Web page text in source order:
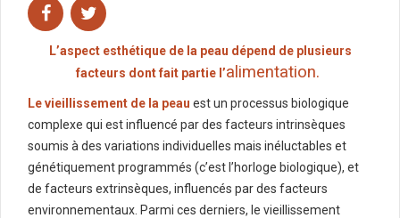
L’aspect esthétique de la peau dépend de plusieurs
facteurs dont fait partie l’alimentation.
Le vieillissement de la peau est un processus biologique
complexe qui est influencé par des facteurs intrinsèques
soumis à des variations individuelles mais inéluctables et
génétiquement programmés (c’est l’horloge biologique), et
de facteurs extrinsèques, influencés par des facteurs
environnementaux. Parmi ces derniers, le vieillissement